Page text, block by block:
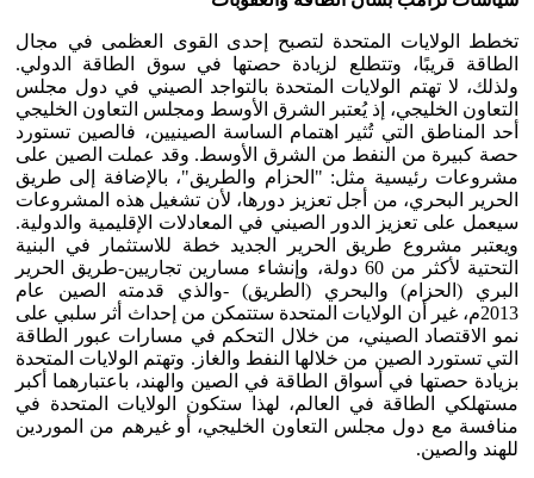
تخطط الولايات المتحدة لتصبح إحدى القوى العظمى في مجال
الطاقة قريبًا، وتتطلع لزيادة حصتها في سوق الطاقة الدولي.
ولذلك، لا تهتم الولايات المتحدة بالتواجد الصيني في دول مجلس
التعاون الخليجي، إذ يُعتبر الشرق الأوسط ومجلس التعاون الخليجي
أحد المناطق التي تُثير اهتمام الساسة الصينيين، فالصين تستورد
حصة كبيرة من النفط من الشرق الأوسط. وقد عملت الصين على
مشروعات رئيسية مثل: "الحزام والطريق"، بالإضافة إلى طريق
الحرير البحري، من أجل تعزيز دورها، لأن تشغيل هذه المشروعات
سيعمل على تعزيز الدور الصيني في المعادلات الإقليمية والدولية.
ويعتبر مشروع طريق الحرير الجديد خطة للاستثمار في البنية
التحتية لأكثر من 60 دولة، وإنشاء مسارين تجاريين-طريق الحرير
البري (الحزام) والبحري (الطريق) -والذي قدمته الصين عام
2013م، غير أن الولايات المتحدة ستتمكن من إحداث أثر سلبي على
نمو الاقتصاد الصيني، من خلال التحكم في مسارات عبور الطاقة
التي تستورد الصين من خلالها النفط والغاز. وتهتم الولايات المتحدة
بزيادة حصتها في أسواق الطاقة في الصين والهند، باعتبارهما أكبر
مستهلكي الطاقة في العالم، لهذا ستكون الولايات المتحدة في
منافسة مع دول مجلس التعاون الخليجي، أو غيرهم من الموردين
للهند والصين.